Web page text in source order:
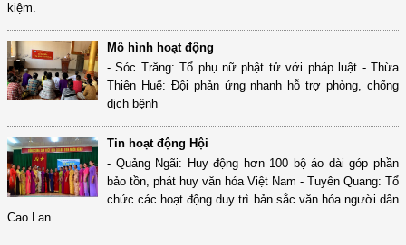
kiệm.
Mô hình hoạt động
- Sóc Trăng: Tổ phụ nữ phật tử với pháp luật - Thừa
Thiên Huế: Đội phản ứng nhanh hỗ trợ phòng, chống
dịch bệnh
Tin hoạt động Hội
- Quảng Ngãi: Huy động hơn 100 bộ áo dài góp phần
bảo tồn, phát huy văn hóa Việt Nam - Tuyên Quang: Tổ
chức các hoạt động duy trì bản sắc văn hóa người dân
Cao Lan